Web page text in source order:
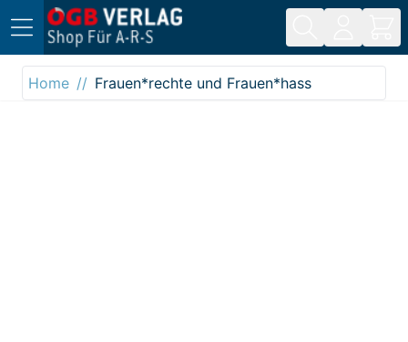
Direkt zum Inhalt
Home
Frauen*rechte und Frauen*hass